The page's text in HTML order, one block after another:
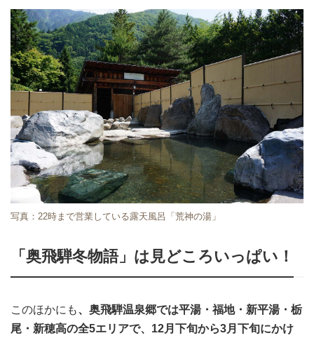
写真：22時まで営業している露天風呂「荒神の湯」
「奥飛騨冬物語」は見どころいっぱい！
このほかにも、奥飛騨温泉郷では平湯・福地・新平湯・栃
尾・新穂高の全5エリアで、12月下旬から3月下旬にかけ